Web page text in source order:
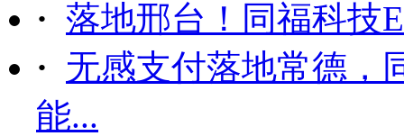
· 落地邢台！同福科技
· 无感支付落地常德，
能...